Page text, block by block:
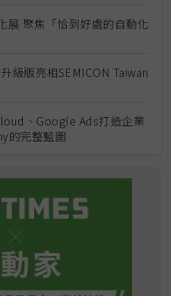
展 聚焦「恰到好處的自動化
級版亮相SEMICON Taiwan
、Google Ads打造企業
的完整藍圖